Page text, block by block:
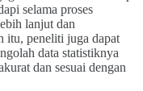
selama proses
lanjut dan
itu, peneliti juga dapat
data statistiknya
dan sesuai dengan